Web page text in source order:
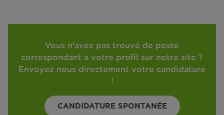
Vous n'avez pas trouvé de poste
correspondant à votre profil sur notre site ?
Envoyez nous directement votre candidature
!
CANDIDATURE SPONTANÉE